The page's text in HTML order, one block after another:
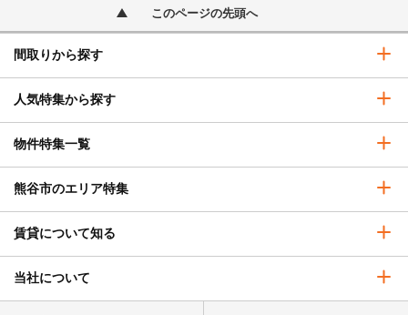
このページの先頭へ
間取りから探す
人気特集から探す
物件特集一覧
熊谷市のエリア特集
賃貸について知る
当社について